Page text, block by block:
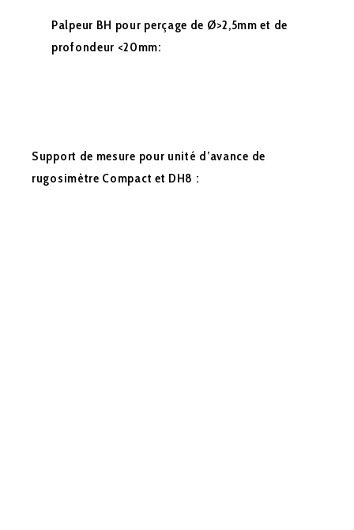
Palpeur BH pour perçage de Ø>2,5mm et de
profondeur <20mm:
Support de mesure pour unité d’avance de
rugosimètre Compact et DH8 :